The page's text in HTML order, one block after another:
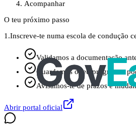
Acompanhar
O teu próximo passo
1.Inscreve-te numa escola de condução
Validamos a documentação
Guardamos o teu progresso:
Avisamos-te de prazos e
Abrir portal oficial